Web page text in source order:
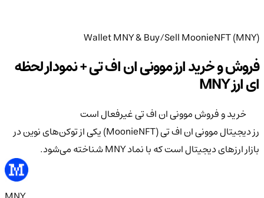
Wallet MNY & Buy/Sell MoonieNFT (MNY)
فروش و خرید ارز موونی ان اف تی + نمودار لحظه
ای ارز MNY
خرید و فروش موونی ان اف تی غیرفعال است
رز دیجیتال موونی ان اف تی (MoonieNFT) یکی از توکن‌های نوین در
بازار ارزهای دیجیتال است که با نماد MNY شناخته می‌شود.